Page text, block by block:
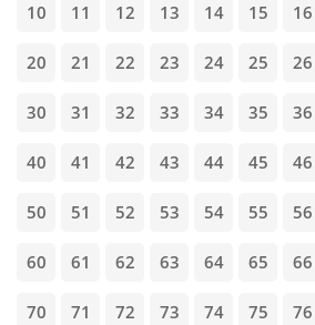
10 11 12 13 14 15 16
20 21 22 23 24 25 26
30 31 32 33 34 35 36
40 41 42 43 44 45 46
50 51 52 53 54 55 56
60 61 62 63 64 65 66
70 71 72 73 74 75 76